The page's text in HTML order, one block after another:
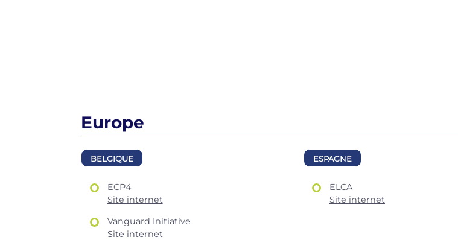
Europe
BELGIQUE
ECP4
Site internet
Vanguard Initiative
Site internet
ESPAGNE
ELCA
Site internet